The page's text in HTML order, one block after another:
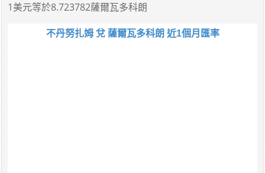
1美元等於8.723782薩爾瓦多科朗
不丹努扎姆 兌 薩爾瓦多科朗 近1個月匯率